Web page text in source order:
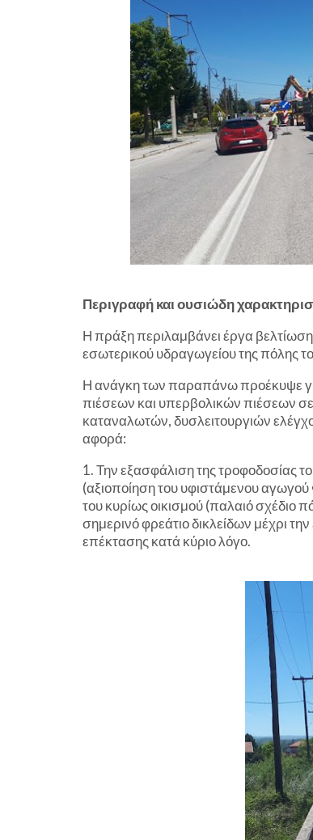
Περιγραφή και ουσιώδη
Η πράξη περιλαμβάνει έργα
εσωτερικού υδραγωγείου της πόλης
Η ανάγκη των παραπάνω προέκυψε
πιέσεων και υπερβολικών πιέσεων
καταναλωτών, δυσλειτουργιών
αφορά:
1. Την εξασφάλιση της τροφοδοσίας
(αξιοποίηση του υφιστάμενου
του κυρίως οικισμού (παλαιό σχέδιο
σημερινό φρεάτιο δικλείδων μέχρι
επέκτασης κατά κύριο λόγο.